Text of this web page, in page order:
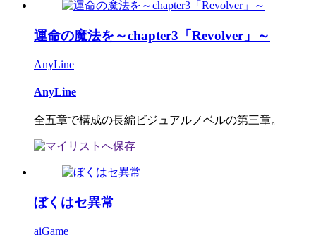
運命の魔法を～chapter3「Revolver」～
AnyLine
AnyLine
全五章で構成の長編ビジュアルノベルの第三章。
ぼくはセ異常
aiGame